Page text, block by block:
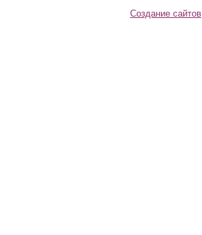
Создание сайтов